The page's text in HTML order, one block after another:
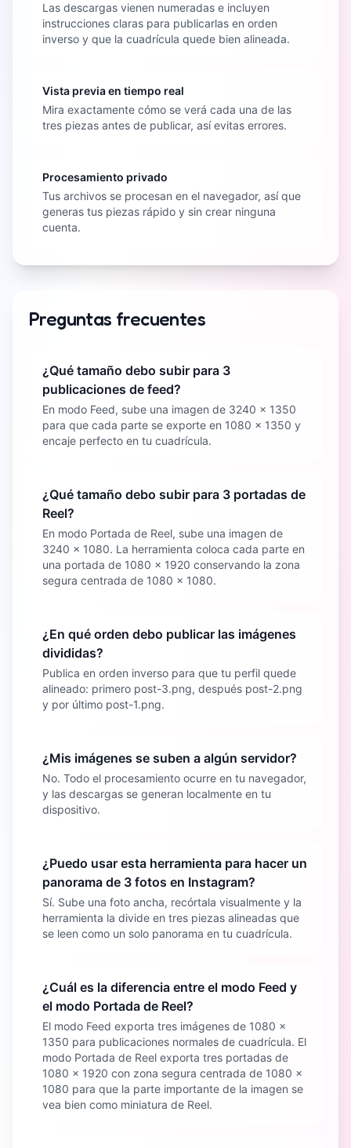
Las descargas vienen numeradas e incluyen
instrucciones claras para publicarlas en orden
inverso y que la cuadrícula quede bien alineada.
Vista previa en tiempo real
Mira exactamente cómo se verá cada una de las
tres piezas antes de publicar, así evitas errores.
Procesamiento privado
Tus archivos se procesan en el navegador, así que
generas tus piezas rápido y sin crear ninguna
cuenta.
Preguntas frecuentes
¿Qué tamaño debo subir para 3
publicaciones de feed?
En modo Feed, sube una imagen de 3240 x 1350
para que cada parte se exporte en 1080 x 1350 y
encaje perfecto en tu cuadrícula.
¿Qué tamaño debo subir para 3 portadas de
Reel?
En modo Portada de Reel, sube una imagen de
3240 x 1080. La herramienta coloca cada parte en
una portada de 1080 x 1920 conservando la zona
segura centrada de 1080 x 1080.
¿En qué orden debo publicar las imágenes
divididas?
Publica en orden inverso para que tu perfil quede
alineado: primero post-3.png, después post-2.png
y por último post-1.png.
¿Mis imágenes se suben a algún servidor?
No. Todo el procesamiento ocurre en tu navegador,
y las descargas se generan localmente en tu
dispositivo.
¿Puedo usar esta herramienta para hacer un
panorama de 3 fotos en Instagram?
Sí. Sube una foto ancha, recórtala visualmente y la
herramienta la divide en tres piezas alineadas que
se leen como un solo panorama en tu cuadrícula.
¿Cuál es la diferencia entre el modo Feed y
el modo Portada de Reel?
El modo Feed exporta tres imágenes de 1080 x
1350 para publicaciones normales de cuadrícula. El
modo Portada de Reel exporta tres portadas de
1080 x 1920 con zona segura centrada de 1080 x
1080 para que la parte importante de la imagen se
vea bien como miniatura de Reel.